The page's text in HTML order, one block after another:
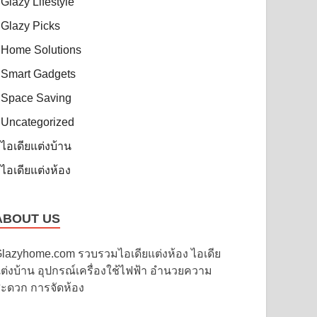
Glazy Picks
Home Solutions
Smart Gadgets
Space Saving
Uncategorized
ไอเดียแต่งบ้าน
ไอเดียแต่งห้อง
US
รวบรวมไอเดียแต่งห้อง ไอเดีย
งบ้าน อุปกรณ์เครื่องใช้ไฟฟ้า อำนวยความ
ดวก การจัดห้อง